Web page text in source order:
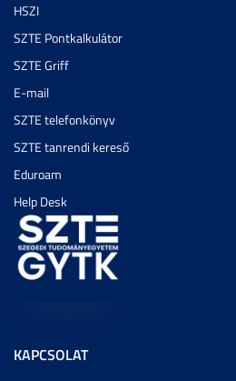
HSZI
SZTE Pontkalkulátor
SZTE Griff
E-mail
SZTE telefonkönyv
SZTE tanrendi kereső
Eduroam
Help Desk
KAPCSOLAT